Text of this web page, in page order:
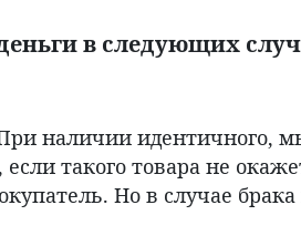
в следующих
наличии идентичного,
такого товара не
Но в случае